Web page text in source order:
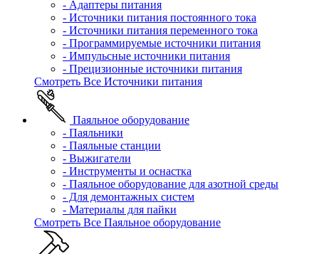
- Адаптеры питания
- Источники питания постоянного тока
- Источники питания переменного тока
- Программируемые источники питания
- Импульсные источники питания
- Прецизионные источники питания
Смотреть Все Источники питания
Паяльное оборудование
- Паяльники
- Паяльные станции
- Выжигатели
- Инструменты и оснастка
- Паяльное оборудование для азотной среды
- Для демонтажных систем
- Материалы для пайки
Смотреть Все Паяльное оборудование